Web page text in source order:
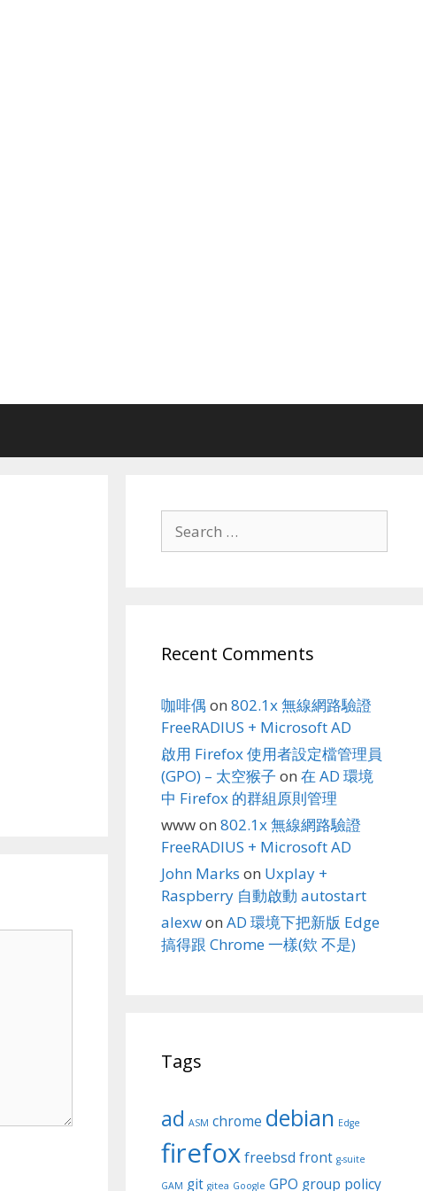
for:
Recent Comments
咖啡偶 on 802.1x 無線網路驗證
FreeRADIUS + Microsoft AD
啟用 Firefox 使用者設定檔管理員
(GPO) – 太空猴子 on 在 AD 環境
中 Firefox 的群組原則管理
wwwon 802.1x 無線網路驗證
FreeRADIUS + Microsoft AD
John Marks on Uxplay +
Raspberry 自動啟動 autostart
alexwon AD 環境下把新版 Edge
搞得跟 Chrome 一樣(欸 不是)
Tags
ad ASM chrome debian Edge
firefoxfreebsd front g-suite
GAM git gitea Google GPO group policy